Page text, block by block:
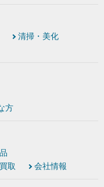
清掃・美化
方
取 会社情報